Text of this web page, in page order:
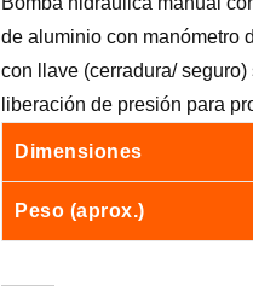
de aluminio con manómetro
con llave (cerradura/
liberación de presión para
Dimensiones
Peso (aprox.)